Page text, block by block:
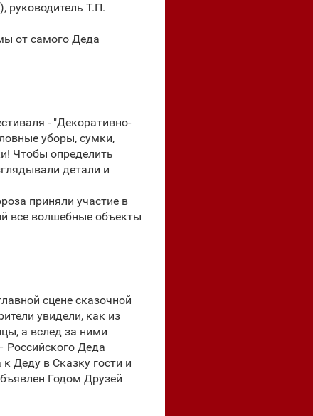
руководитель Т.П.
от самого Деда
- "Декоративно-
уборы, сумки,
Чтобы определить
детали и
приняли участие в
все волшебные объекты
сцене сказочной
увидели, как из
а вслед за ними
Российского Деда
Деду в Сказку гости и
Годом Друзей